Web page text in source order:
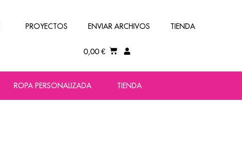
PROYECTOS ENVIAR ARCHIVOS TIENDA
0,00 €
ROPA PERSONALIZADA TIENDA